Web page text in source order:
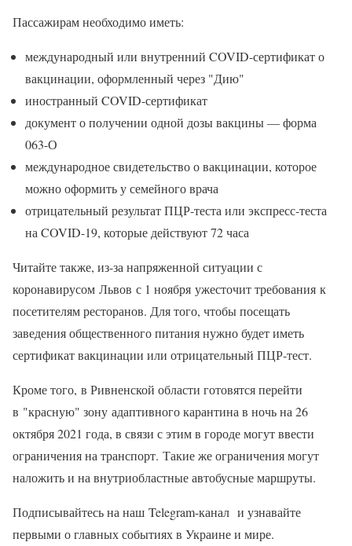
Пассажирам необходимо иметь:
международный или внутренний COVID-сертификат о
вакцинации, оформленный через "Дию"
иностранный COVID-сертификат
документ о получении одной дозы вакцины — форма
063-О
международное свидетельство о вакцинации, которое
можно оформить у семейного врача
отрицательный результат ПЦР-теста или экспресс-теста
на COVID-19, которые действуют 72 часа
Читайте также, из-за напряженной ситуации с
коронавирусом Львов с 1 ноября ужесточит требования к
посетителям ресторанов. Для того, чтобы посещать
заведения общественного питания нужно будет иметь
сертификат вакцинации или отрицательный ПЦР-тест.
Кроме того, в Ривненской области готовятся перейти
в "красную" зону адаптивного карантина в ночь на 26
октября 2021 года, в связи с этим в городе могут ввести
ограничения на транспорт. Такие же ограничения могут
наложить и на внутриобластные автобусные маршруты.
Подписывайтесь на наш Telegram-канал и узнавайте
первыми о главных событиях в Украине и мире.